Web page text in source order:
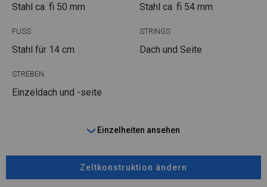
Stahl ca. fi 50 mm Stahl ca. fi 54 mm
FUSS
Stahl für 14 cm
STRINGS
Dach und Seite
STREBEN
Einzeldach und -seite
Einzelheiten ansehen
Zeltkonstruktion ändern